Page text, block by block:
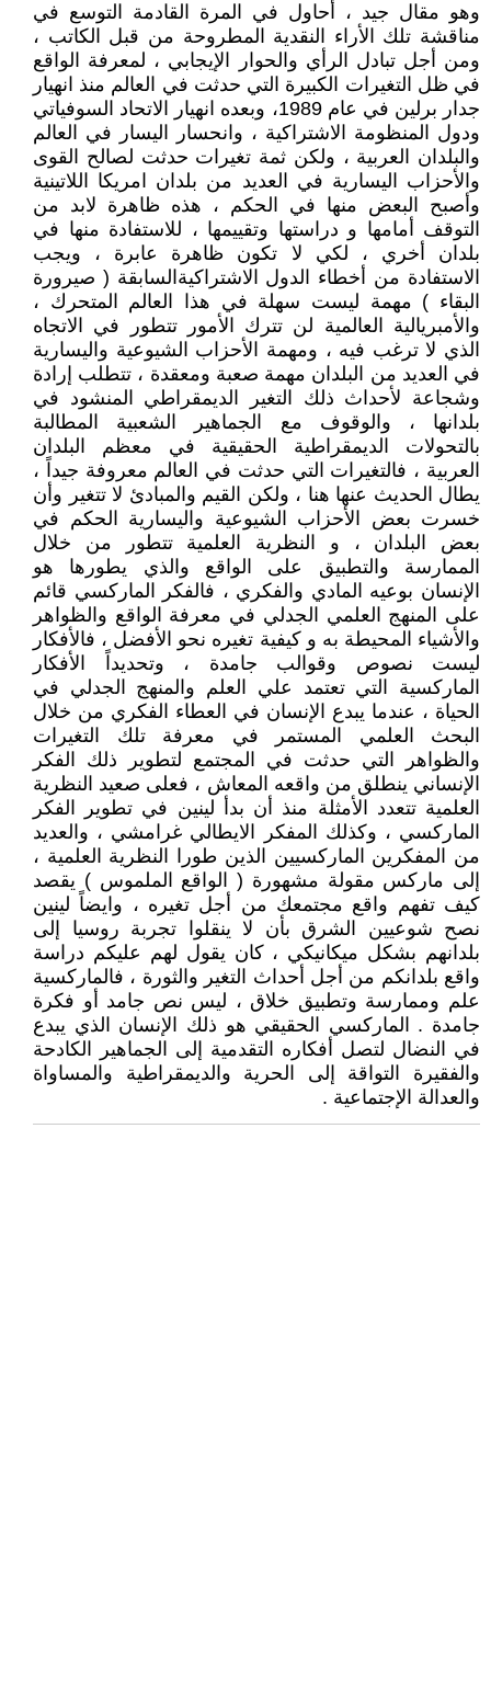
وهو مقال جيد ، أحاول في المرة القادمة التوسع في
مناقشة تلك الأراء النقدية المطروحة من قبل الكاتب ،
ومن أجل تبادل الرأي والحوار الإيجابي ، لمعرفة الواقع
في ظل التغيرات الكبيرة التي حدثت في العالم منذ انهيار
جدار برلين في عام 1989، وبعده انهيار الاتحاد السوفياتي
ودول المنظومة الاشتراكية ، وانحسار اليسار في العالم
والبلدان العربية ، ولكن ثمة تغيرات حدثت لصالح القوى
والأحزاب اليسارية في العديد من بلدان امريكا اللاتينية
وأصبح البعض منها في الحكم ، هذه ظاهرة لابد من
التوقف أمامها و دراستها وتقييمها ، للاستفادة منها في
بلدان أخري ، لكي لا تكون ظاهرة عابرة ، ويجب
الاستفادة من أخطاء الدول الاشتراكيةالسابقة ( صيرورة
البقاء ) مهمة ليست سهلة في هذا العالم المتحرك ،
والأمبريالية العالمية لن تترك الأمور تتطور في الاتجاه
الذي لا ترغب فيه ، ومهمة الأحزاب الشيوعية واليسارية
في العديد من البلدان مهمة صعبة ومعقدة ، تتطلب إرادة
وشجاعة لأحداث ذلك التغير الديمقراطي المنشود في
بلدانها ، والوقوف مع الجماهير الشعبية المطالبة
بالتحولات الديمقراطية الحقيقية في معظم البلدان
العربية ، فالتغيرات التي حدثت في العالم معروفة جيداً ،
يطال الحديث عنها هنا ، ولكن القيم والمبادئ لا تتغير وأن
خسرت بعض الأحزاب الشيوعية واليسارية الحكم في
بعض البلدان ، و النظرية العلمية تتطور من خلال
الممارسة والتطبيق على الواقع والذي يطورها هو
الإنسان بوعيه المادي والفكري ، فالفكر الماركسي قائم
على المنهج العلمي الجدلي في معرفة الواقع والظواهر
والأشياء المحيطة به و كيفية تغيره نحو الأفضل ، فالأفكار
ليست نصوص وقوالب جامدة ، وتحديداً الأفكار
الماركسية التي تعتمد علي العلم والمنهج الجدلي في
الحياة ، عندما يبدع الإنسان في العطاء الفكري من خلال
البحث العلمي المستمر في معرفة تلك التغيرات
والظواهر التي حدثت في المجتمع لتطوير ذلك الفكر
الإنساني ينطلق من واقعه المعاش ، فعلى صعيد النظرية
العلمية تتعدد الأمثلة منذ أن بدأ لينين في تطوير الفكر
الماركسي ، وكذلك المفكر الايطالي غرامشي ، والعديد
من المفكرين الماركسيين الذين طورا النظرية العلمية ،
إلى ماركس مقولة مشهورة ( الواقع الملموس ) يقصد
كيف تفهم واقع مجتمعك من أجل تغيره ، وايضاً لينين
نصح شوعيين الشرق بأن لا ينقلوا تجربة روسيا إلى
بلدانهم بشكل ميكانيكي ، كان يقول لهم عليكم دراسة
واقع بلدانكم من أجل أحداث التغير والثورة ، فالماركسية
علم وممارسة وتطبيق خلاق ، ليس نص جامد أو فكرة
جامدة . الماركسي الحقيقي هو ذلك الإنسان الذي يبدع
في النضال لتصل أفكاره التقدمية إلى الجماهير الكادحة
والفقيرة التواقة إلى الحرية والديمقراطية والمساواة
والعدالة الإجتماعية .